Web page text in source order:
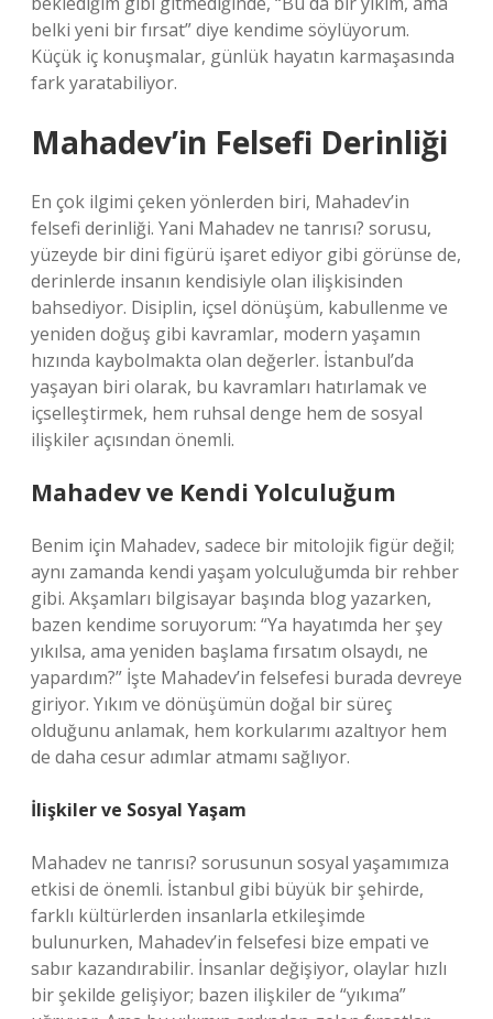
belki yeni bir fırsat” diye kendime söylüyorum.
Küçük iç konuşmalar, günlük hayatın karmaşasında
fark yaratabiliyor.
Mahadev’in Felsefi Derinliği
En çok ilgimi çeken yönlerden biri, Mahadev’in
felsefi derinliği. Yani Mahadev ne tanrısı? sorusu,
yüzeyde bir dini figürü işaret ediyor gibi görünse de,
derinlerde insanın kendisiyle olan ilişkisinden
bahsediyor. Disiplin, içsel dönüşüm, kabullenme ve
yeniden doğuş gibi kavramlar, modern yaşamın
hızında kaybolmakta olan değerler. İstanbul’da
yaşayan biri olarak, bu kavramları hatırlamak ve
içselleştirmek, hem ruhsal denge hem de sosyal
ilişkiler açısından önemli.
Mahadev ve Kendi Yolculuğum
Benim için Mahadev, sadece bir mitolojik figür değil;
aynı zamanda kendi yaşam yolculuğumda bir rehber
gibi. Akşamları bilgisayar başında blog yazarken,
bazen kendime soruyorum: “Ya hayatımda her şey
yıkılsa, ama yeniden başlama fırsatım olsaydı, ne
yapardım?” İşte Mahadev’in felsefesi burada devreye
giriyor. Yıkım ve dönüşümün doğal bir süreç
olduğunu anlamak, hem korkularımı azaltıyor hem
de daha cesur adımlar atmamı sağlıyor.
İlişkiler ve Sosyal Yaşam
Mahadev ne tanrısı? sorusunun sosyal yaşamımıza
etkisi de önemli. İstanbul gibi büyük bir şehirde,
farklı kültürlerden insanlarla etkileşimde
bulunurken, Mahadev’in felsefesi bize empati ve
sabır kazandırabilir. İnsanlar değişiyor, olaylar hızlı
bir şekilde gelişiyor; bazen ilişkiler de “yıkıma”